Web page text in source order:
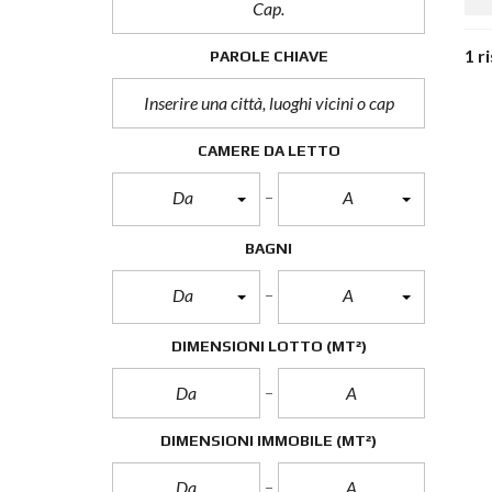
PAROLE CHIAVE
CAMERE DA LETTO
Da A
BAGNI
Da A
DIMENSIONI LOTTO (MT²)
DIMENSIONI IMMOBILE (MT²)
1